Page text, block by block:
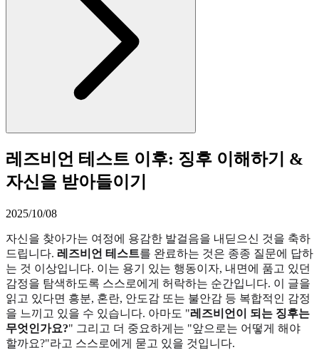
레즈비언 테스트 이후: 징후 이해하기 &
자신을 받아들이기
2025/10/08
자신을 찾아가는 여정에 용감한 발걸음을 내딛으신 것을 축하
드립니다. 레즈비언 테스트를 완료하는 것은 종종 질문에 답하
는 것 이상입니다. 이는 용기 있는 행동이자, 내면에 품고 있던
감정을 탐색하도록 스스로에게 허락하는 순간입니다. 이 글을
읽고 있다면 흥분, 혼란, 안도감 또는 불안감 등 복합적인 감정
을 느끼고 있을 수 있습니다. 아마도 "레즈비언이 되는 징후는
무엇인가요?" 그리고 더 중요하게는 "앞으로는 어떻게 해야
할까요?"라고 스스로에게 묻고 있을 것입니다.